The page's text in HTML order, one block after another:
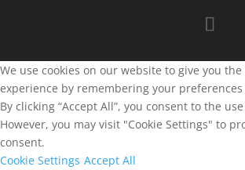
We use cookies on our website to give you
experience by remembering your
By clicking “Accept All”, you consent to the
However, you may visit "Cookie Settings" to
consent.
Cookie Settings Accept All